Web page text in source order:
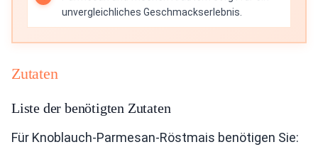
unvergleichliches Geschmackserlebnis.
Zutaten
Liste der benötigten Zutaten
Für Knoblauch-Parmesan-Röstmais benötigen Sie: